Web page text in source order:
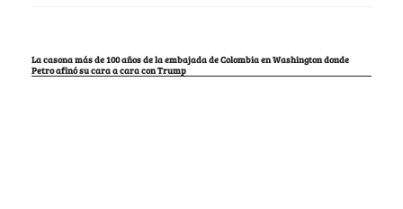
La casona más de 100 años de la embajada de Colombia en Washington donde
Petro afinó su cara a cara con Trump